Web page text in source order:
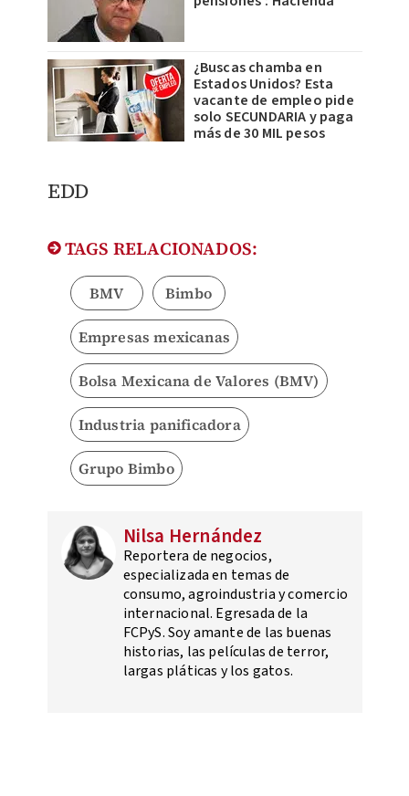
¿Buscas chamba en
Estados Unidos? Esta
vacante de empleo pide
solo SECUNDARIA y paga
más de 30 MIL pesos
EDD
TAGS RELACIONADOS:
BMV Bimbo
Empresas mexicanas
Bolsa Mexicana de Valores (BMV)
Industria panificadora
Grupo Bimbo
Nilsa Hernández
Reportera de negocios,
especializada en temas de
consumo, agroindustria y comercio
internacional. Egresada de la
FCPyS. Soy amante de las buenas
historias, las películas de terror,
largas pláticas y los gatos.